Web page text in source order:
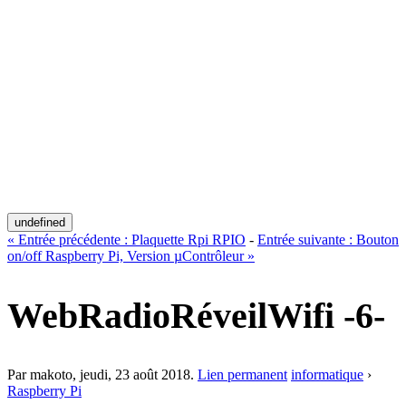
undefined
« Entrée précédente : Plaquette Rpi RPIO - Entrée suivante : Bouton
on/off Raspberry Pi, Version µContrôleur»
WebRadioRéveilWifi -6-
Par makoto, jeudi, 23 août 2018. Lien permanent informatique ›
Raspberry Pi